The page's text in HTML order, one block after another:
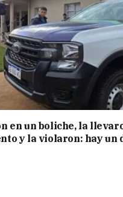
en un boliche, la
y la violaron: hay un